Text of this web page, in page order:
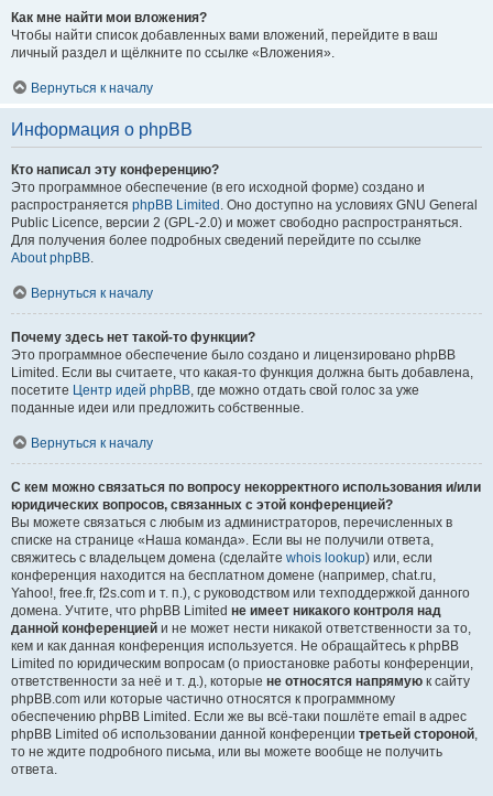
Как мне найти мои вложения?
Чтобы найти список добавленных вами вложений, перейдите в ваш
личный раздел и щёлкните по ссылке «Вложения».
Вернуться к началу
Информация о phpBB
Кто написал эту конференцию?
Это программное обеспечение (в его исходной форме) создано и
распространяется phpBB Limited . Оно доступно на условиях GNU General
Public Licence, версии 2 (GPL-2.0) и может свободно распространяться.
Для получения более подробных сведений перейдите по ссылке
About phpBB.
Вернуться к началу
Почему здесь нет такой-то функции?
Это программное обеспечение было создано и лицензировано phpBB
Limited. Если вы считаете, что какая-то функция должна быть добавлена,
посетите Центр идей phpBB, где можно отдать свой голос за уже
поданные идеи или предложить собственные.
Вернуться к началу
С кем можно связаться по вопросу некорректного использования и/или
юридических вопросов, связанных с этой конференцией?
Вы можете связаться с любым из администраторов, перечисленных в
списке на странице «Наша команда». Если вы не получили ответа,
свяжитесь с владельцем домена (сделайте whois lookup) или, если
конференция находится на бесплатном домене (например, chat.ru,
Yahoo!, free.fr, f2s.com и т. п.), с руководством или техподдержкой данного
домена. Учтите, что phpBB Limited не имеет никакого контроля над
данной конференцией и не может нести никакой ответственности за то,
кем и как данная конференция используется. Не обращайтесь к phpBB
Limited по юридическим вопросам (о приостановке работы конференции,
ответственности за неё и т. д.), которые не относятся напрямую к сайту
phpBB.com или которые частично относятся к программному
обеспечению phpBB Limited. Если же вы всё-таки пошлёте email в адрес
phpBB Limited об использовании данной конференции третьей стороной,
то не ждите подробного письма, или вы можете вообще не получить
ответа.